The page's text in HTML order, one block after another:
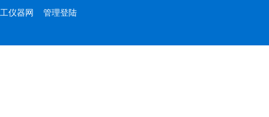
工仪器网
管理登陆